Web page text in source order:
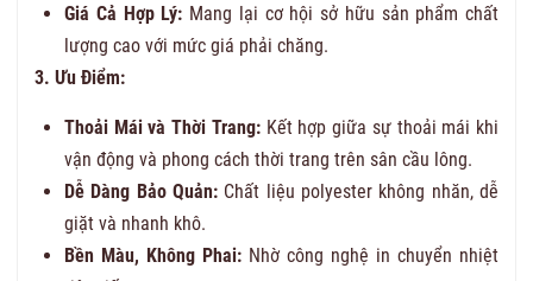
Giá Cả Hợp Lý: Mang lại cơ hội sở hữu sản phẩm chất
lượng cao với mức giá phải chăng.
3. Ưu Điểm:
Thoải Mái và Thời Trang:Kết hợp giữa sự thoải mái khi
vận động và phong cách thời trang trên sân cầu lông.
Dễ Dàng Bảo Quản: Chất liệu polyester không nhăn, dễ
giặt và nhanh khô.
Bền Màu, Không Phai: Nhờ công nghệ in chuyển nhiệt